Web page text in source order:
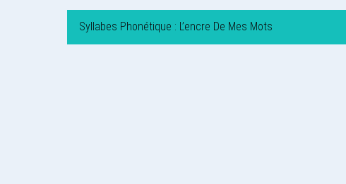
Syllabes Phonétique : L’encre De Mes Mots